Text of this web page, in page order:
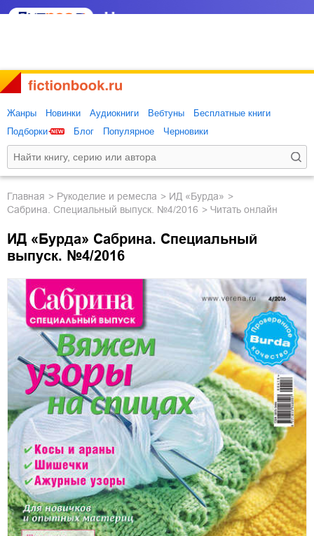
Жанры Новинки Аудиокниги Вебтуны
Бесплатные книги
Подборки
Блог Популярное Черновики
Главная рукоделие и ремесла
ИД «Бурда»
Сабрина. Специальный выпуск. №4/2016
Читать онлайн
ИД «Бурда» Сабрина. Специальный
выпуск. №4/2016